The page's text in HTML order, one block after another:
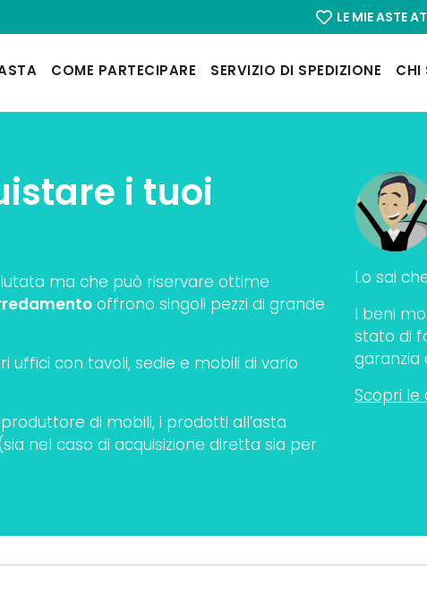
LE MIE ASTE
COME PARTECIPARE SERVIZIO DI SPEDIZIONE CHI
i tuoi
ma che può riservare ottime
offrono singoli pezzi di grande
uffici con tavoli, sedie e mobili di vario
di mobili, i prodotti all’asta
nel caso di acquisizione diretta sia per
Lo sai
I beni
stato di
garanzia
Scopri le